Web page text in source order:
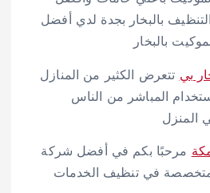
بالبخار بجدة لدي أفضل
بالبخار
بي تتعرض الكثير من المنازل
المباشر من الناس
المنزل
مرحبًا بكم في أفضل شركة
في تنظيف الخدمات